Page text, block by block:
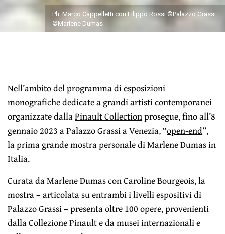
Ph. Marco Cappelletti con Filippo Rossi ©Palazzo Grassi
©Marlene Dumas
Nell’ambito del programma di esposizioni
monografiche dedicate a grandi artisti contemporanei
organizzate dallaPinault Collectionprosegue, fino all’8
gennaio 2023 a Palazzo Grassi a Venezia, “open-end”,
la prima grande mostra personale di Marlene Dumas in
Italia.
Curata da Marlene Dumas con Caroline Bourgeois, la
mostra – articolata su entrambi i livelli espositivi di
Palazzo Grassi – presenta oltre 100 opere, provenienti
dalla Collezione Pinault e da musei internazionali e